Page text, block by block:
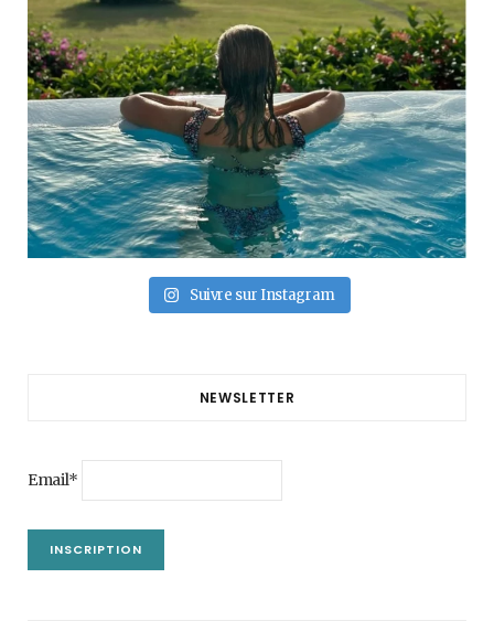
Suivre sur Instagram
NEWSLETTER
Email*